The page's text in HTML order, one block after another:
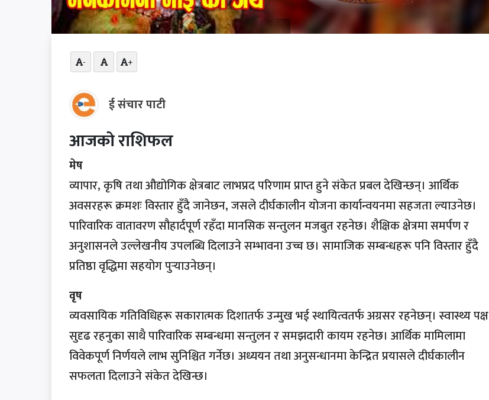
- +
ई संचार पाटी
आजको राशिफल
मेष
व्यापार, कृषि तथा औद्योगिक क्षेत्रबाट लाभप्रद परिणाम प्राप्त हुने संकेत प्रबल देखिन्छन्। आर्थिक
अवसरहरू क्रमशः विस्तार हुँदै जानेछन, जसले दीर्घकालीन योजना कार्यान्वयनमा सहजता ल्याउनेछ।
पारिवारिक वातावरण सौहार्दपूर्ण रहँदा मानसिक सन्तुलन मजबुत रहनेछ। शैक्षिक क्षेत्रमा समर्पण र
अनुशासनले उल्लेखनीय उपलब्धि दिलाउने सम्भावना उच्च छ। सामाजिक सम्बन्धहरू पनि विस्तार हुँदै
प्रतिष्ठा वृद्धिमा सहयोग पुर्‍याउनेछन्।
वृष
व्यवसायिक गतिविधिहरू सकारात्मक दिशातर्फ उन्मुख भई स्थायित्वतर्फ अग्रसर रहनेछन्। स्वास्थ्य पक्ष
सुदृढ रहनुका साथै पारिवारिक सम्बन्धमा सन्तुलन र समझदारी कायम रहनेछ। आर्थिक मामिलामा
विवेकपूर्ण निर्णयले लाभ सुनिश्चित गर्नेछ। अध्ययन तथा अनुसन्धानमा केन्द्रित प्रयासले दीर्घकालीन
सफलता दिलाउने संकेत देखिन्छ।